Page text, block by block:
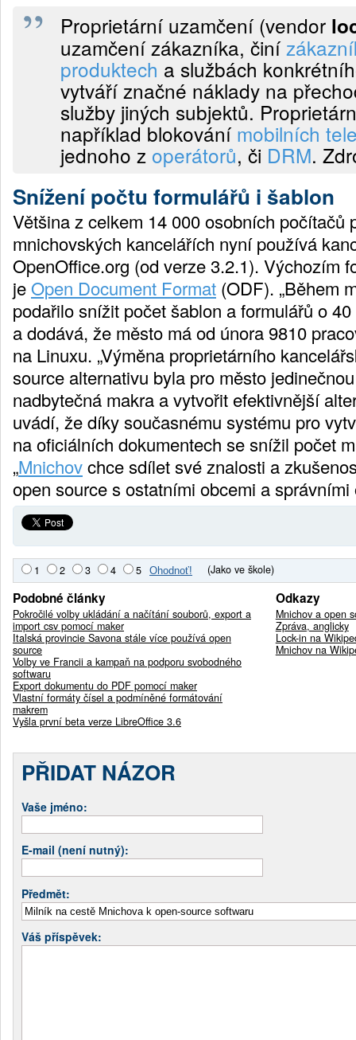
Proprietární uzamčení (vendor
uzamčení zákazníka, činí
produktech a službách
vytváří značné náklady na
služby jiných subjektů.
například blokování mobilních
jednoho z operátorů, či DRM.
Snížení počtu formulářů i šablon
Většina z celkem 14 000 osobních počítačů
mnichovských kancelářích nyní používá
OpenOffice.org (od verze 3.2.1). Výchozím
jeOpen Document Format (ODF). „Během
podařilo snížit počet šablon a formulářů o
a dodává, že město má od února 9810
na Linuxu. „Výměna proprietárního
source alternativu byla pro město
nadbytečná makra a vytvořit efektivnější
uvádí, že díky současnému systému pro
na oficiálních dokumentech se snížil počet
„Mnichovchce sdílet své znalosti a
open source s ostatními obcemi a správními
1 2 3 4 5 (Jako ve škole)
Podobné články
Pokročilé volby ukládání a načítání souborů, export a
import csv pomocí maker
Italská provincie Savona stále více používá open
source
Volby ve Francii a kampaň na podporu svobodného
softwaru
Export dokumentu do PDF pomocí maker
Vlastní formáty čísel a podmíněné formátování
makrem
Vyšla první beta verze LibreOffice 3.6
Odkazy
Mnichov a open
Zpráva, anglicky
Lock-in na
Mnichov na
PŘIDAT NÁZOR
Vaše jméno:
E-mail (není nutný):
Předmět:
Váš příspěvek: